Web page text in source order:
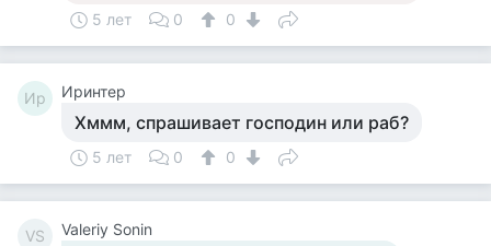
5 лет 0 0
Ир Иринтер
Хммм, спрашивает господин или раб?
5 лет 0 0
VS Valeriy Sonin